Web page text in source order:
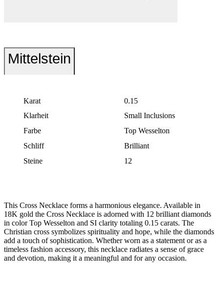
Mittelstein
Karat
0.15
Klarheit
Small Inclusions
Farbe
Top Wesselton
Schliff
Brilliant
Steine
12
This Cross Necklace forms a harmonious elegance. Available in
18K gold the Cross Necklace is adorned with 12 brilliant diamonds
in color Top Wesselton and SI clarity totaling 0.15 carats. The
Christian cross symbolizes spirituality and hope, while the diamonds
add a touch of sophistication. Whether worn as a statement or as a
timeless fashion accessory, this necklace radiates a sense of grace
and devotion, making it a meaningful and for any occasion.